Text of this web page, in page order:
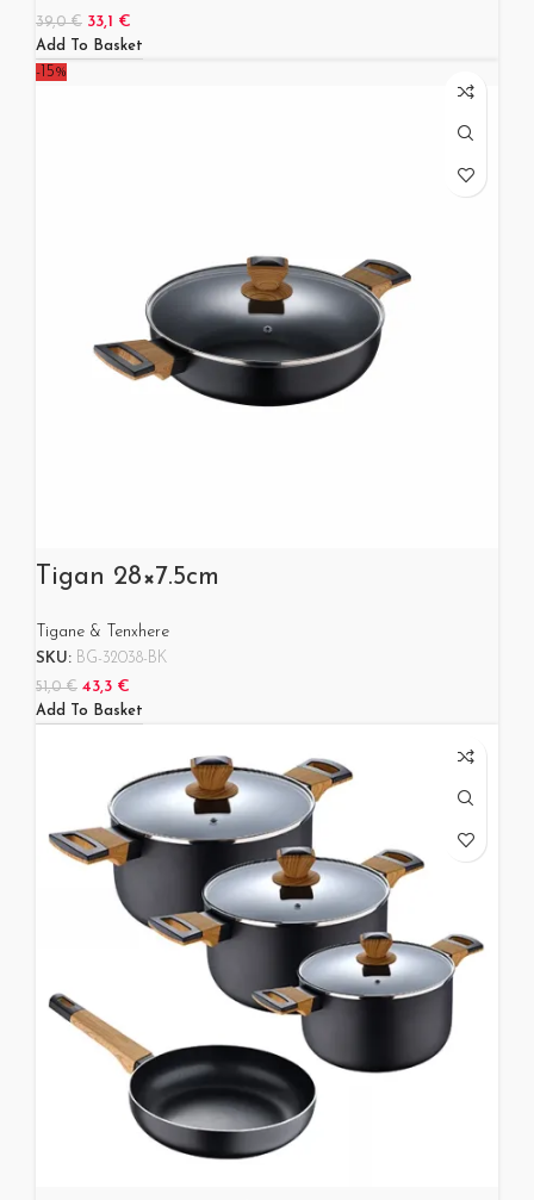
39,0€ 33,1 €
Add To Basket
-15%
Tigan 28×7.5cm
Tigane & Tenxhere
SKU: BG-32038-BK
51,0€ 43,3 €
Add To Basket